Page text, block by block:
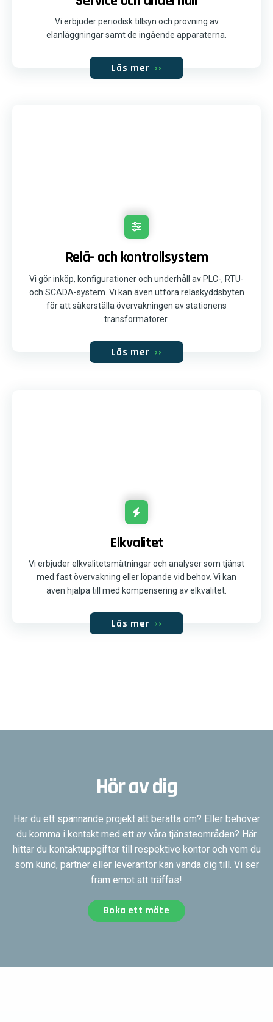
Vi erbjuder periodisk tillsyn och provning av
elanläggningar samt de ingående apparaterna.
Läs mer ››
Relä- och kontrollsystem
Vi gör inköp, konfigurationer och underhåll av PLC-, RTU-
och SCADA-system. Vi kan även utföra reläskyddsbyten
för att säkerställa övervakningen av stationens
transformatorer.
Läs mer ››
Elkvalitet
Vi erbjuder elkvalitetsmätningar och analyser som tjänst
med fast övervakning eller löpande vid behov. Vi kan
även hjälpa till med kompensering av elkvalitet.
Läs mer ››
Hör av dig
Har du ett spännande projekt att berätta om? Eller behöver
du komma i kontakt med ett av våra tjänsteområden? Här
hittar du kontaktuppgifter till respektive kontor och vem du
som kund, partner eller leverantör kan vända dig till. Vi ser
fram emot att träffas!
Boka ett möte